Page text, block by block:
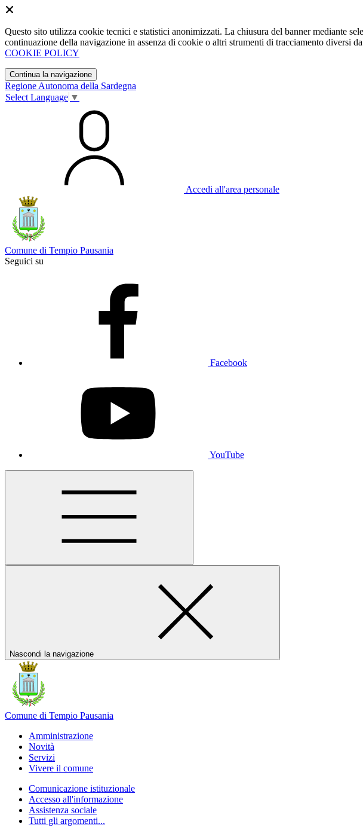
Questo sito utilizza cookie tecnici e statistici anonimizzati. La chiusura del banner mediante
continuazione della navigazione in assenza di cookie o altri strumenti di tracciamento diversi
COOKIE POLICY
Continua la navigazione
Regione Autonoma della Sardegna
Select Language ▼
Accedi all'area personale
Comune di Tempio Pausania
Seguici su
Facebook
YouTube
Nascondi la navigazione
Comune di Tempio Pausania
Amministrazione
Novità
Servizi
Vivere il comune
Comunicazione istituzionale
Accesso all'informazione
Assistenza sociale
Tutti gli argomenti...